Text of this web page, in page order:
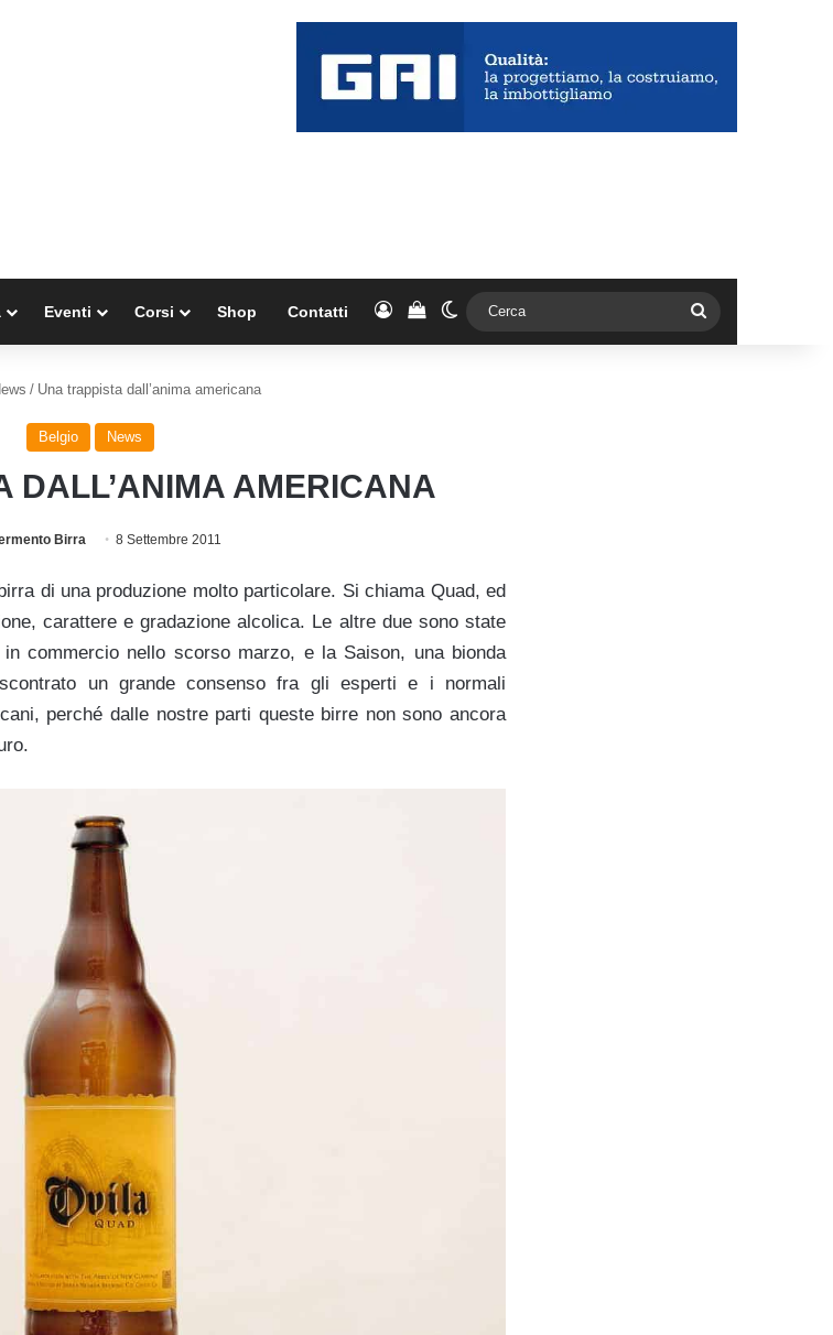
Eventi Corsi Shop Contatti AccediVedi il carrello
Cambia aspetto
/ Una trappista dall’anima americana
Belgio News
DALL’ANIMA AMERICANA
Birra 8 Settembre 2011
di una produzione molto particolare. Si chiama Quad, ed
carattere e gradazione alcolica. Le altre due sono state
commercio nello scorso marzo, e la Saison, una bionda
un grande consenso fra gli esperti e i normali
perché dalle nostre parti queste birre non sono ancora